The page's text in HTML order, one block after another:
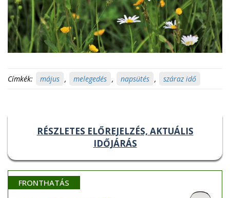
Címkék: május , melegedés , napsütés , száraz idő
RÉSZLETES ELŐREJELZÉS, AKTUÁLIS
IDŐJÁRÁS
FRONTHATÁS